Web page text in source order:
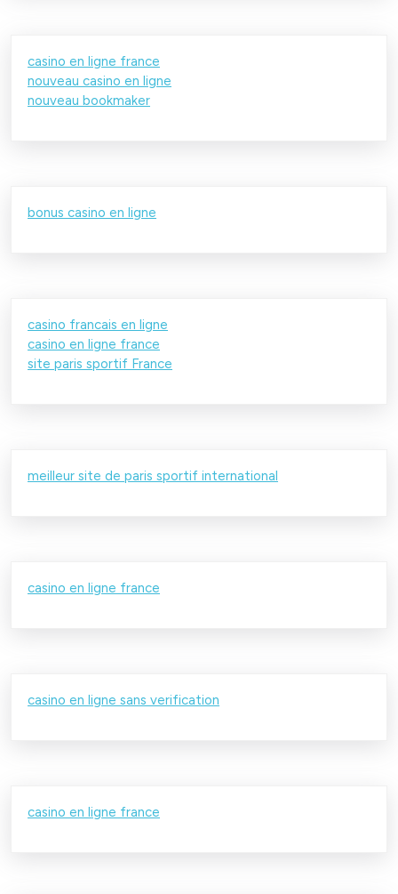
casino en ligne france
nouveau casino en ligne
nouveau bookmaker
bonus casino en ligne
casino francais en ligne
casino en ligne france
site paris sportif France
meilleur site de paris sportif international
casino en ligne france
casino en ligne sans verification
casino en ligne france